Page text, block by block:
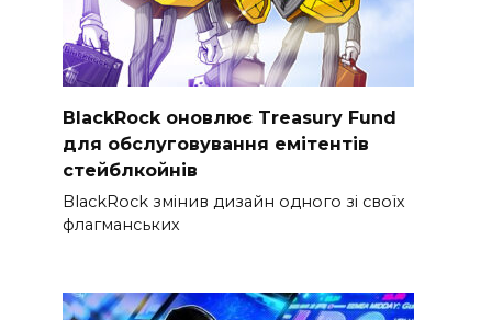
BlackRock оновлює Treasury Fund
для обслуговування емітентів
стейблкойнів
BlackRock змінив дизайн одного зі своїх
флагманських